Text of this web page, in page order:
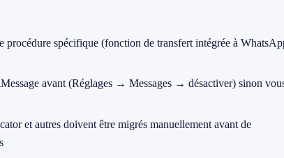
procédure spécifique (fonction de transfert intégrée à
avant (Réglages → Messages → désactiver) sinon
et autres doivent être migrés manuellement avant de